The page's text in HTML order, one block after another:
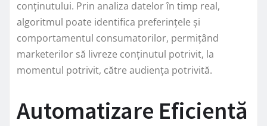
conținutului. Prin analiza datelor în timp real,
algoritmul poate identifica preferințele și
comportamentul consumatorilor, permițând
marketerilor să livreze conținutul potrivit, la
momentul potrivit, către audiența potrivită.
Automatizare Eficientă